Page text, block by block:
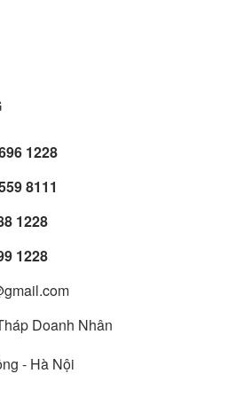
1228
8111
1228
1228
Doanh Nhân
- Hà Nội